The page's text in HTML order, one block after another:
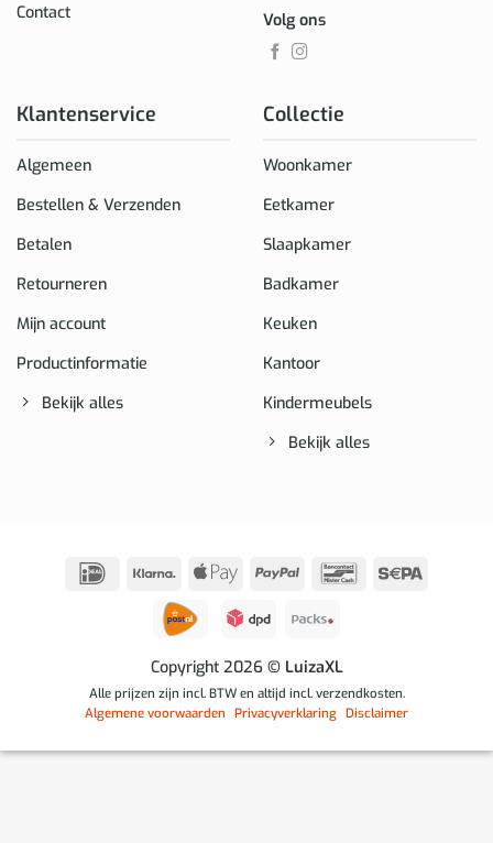
Contact
Klantenservice
Algemeen
Bestellen & Verzenden
Betalen
Retourneren
Mijn account
Productinformatie
Bekijk alles
Collectie
Woonkamer
Eetkamer
Slaapkamer
Badkamer
Keuken
Kantoor
Kindermeubels
Bekijk alles
Volg ons
IDeal Klarna
Apple
PayPal BancontactSepa
Copyright 2026 © LuizaXL
Alle prijzen zijn incl. BTW en altijd incl. verzendkosten.
Algemene voorwaarden Privacyverklaring Disclaimer